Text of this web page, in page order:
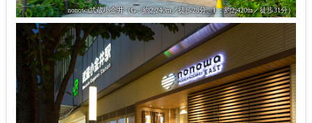
nonowa武蔵小金井（G：約2,240m／徒歩28分、E：約2,420m／徒歩31分）